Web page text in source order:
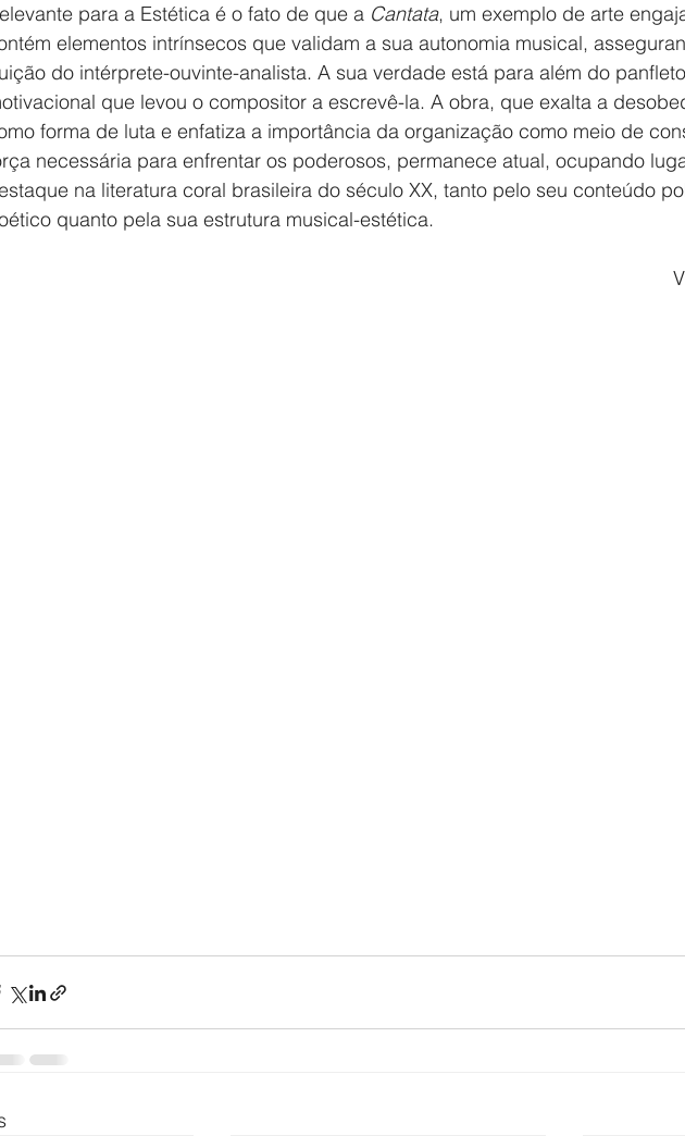
para a Estética é o fato de que a Cantata, um exemplo de arte
elementos intrínsecos que validam a sua autonomia musical,
do intérprete-ouvinte-analista. A sua verdade está para além do panfleto
que levou o compositor a escrevê-la. A obra, que exalta a
forma de luta e enfatiza a importância da organização como meio de
necessária para enfrentar os poderosos, permanece atual, ocupando
na literatura coral brasileira do século XX, tanto pelo seu conteúdo
quanto pela sua estrutura musical-estética.